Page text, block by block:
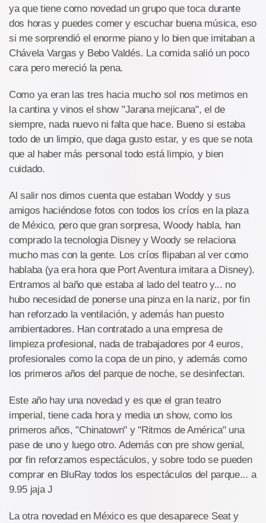
ya que tiene como novedad un grupo que toca durante
dos horas y puedes comer y escuchar buena música, eso
si me sorprendió el enorme piano y lo bien que imitaban a
Chávela Vargas y Bebo Valdés. La comida salió un poco
cara pero mereció la pena.
Como ya eran las tres hacia mucho sol nos metimos en
la cantina y vinos el show "Jarana mejicana", el de
siempre, nada nuevo ni falta que hace. Bueno si estaba
todo de un limpio, que daga gusto estar, y es que se nota
que al haber más personal todo está limpio, y bien
cuidado.
Al salir nos dimos cuenta que estaban Woddy y sus
amigos haciéndose fotos con todos los críos en la plaza
de México, pero que gran sorpresa, Woody habla, han
comprado la tecnologia Disney y Woody se relaciona
mucho mas con la gente. Los críos flipaban al ver como
hablaba (ya era hora que Port Aventura imitara a Disney).
Entramos al baño que estaba al lado del teatro y... no
hubo necesidad de ponerse una pinza en la nariz, por fin
han reforzado la ventilación, y además han puesto
ambientadores. Han contratado a una empresa de
limpieza profesional, nada de trabajadores por 4 euros,
profesionales como la copa de un pino, y además como
los primeros años del parque de noche, se desinfectan.
Este año hay una novedad y es que el gran teatro
imperial, tiene cada hora y media un show, como los
primeros años, "Chinatown" y "Ritmos de América" una
pase de uno y luego otro. Además con pre show genial,
por fin reforzamos espectáculos, y sobre todo se pueden
comprar en BluRay todos los espectáculos del parque... a
9.95 jaja J
La otra novedad en México es que desaparece Seat y